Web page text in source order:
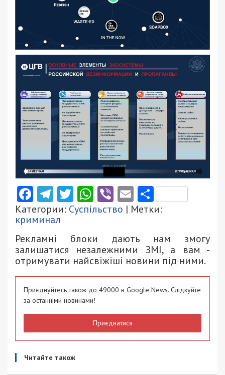
Facebook
Telegram
Twitter
WhatsApp
ViberEmail
Категории: Суспільство | Метки:
криминал
Рекламні блоки дають нам змогу
залишатися незалежними ЗМІ, а вам -
отримувати найсвіжіші новини під ними.
Приєднуйтесь також до 49000 в Google News. Слідкуйте
за останніми новинами!
Приєднатися
Читайте також